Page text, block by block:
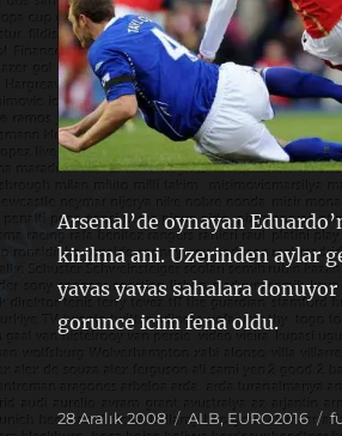
Arsenal’de oynayan
kirilma ani. Uzerinden aylar
yavas yavas sahalara
gorunce icim fena oldu.
Yayın
28 Aralık 2008 Kategoriler
ALB, EURO2016